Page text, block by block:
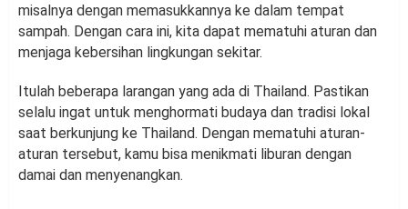
misalnya dengan memasukkannya ke dalam tempat
sampah. Dengan cara ini, kita dapat mematuhi aturan dan
menjaga kebersihan lingkungan sekitar.
Itulah beberapa larangan yang ada di Thailand. Pastikan
selalu ingat untuk menghormati budaya dan tradisi lokal
saat berkunjung ke Thailand. Dengan mematuhi aturan-
aturan tersebut, kamu bisa menikmati liburan dengan
damai dan menyenangkan.